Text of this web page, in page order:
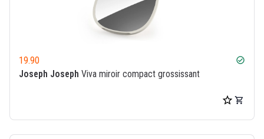
19.90 check_circle
Joseph Joseph Viva miroir compact grossissant